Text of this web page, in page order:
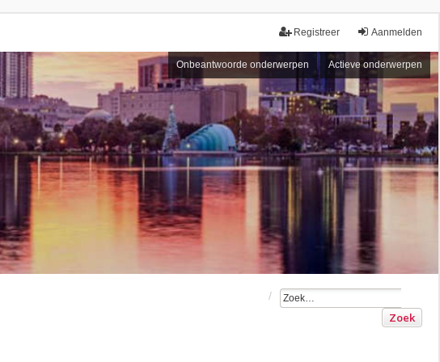
Aanmelden
Registreer
Onbeantwoorde onderwerpen Actieve onderwerpen
Zoek